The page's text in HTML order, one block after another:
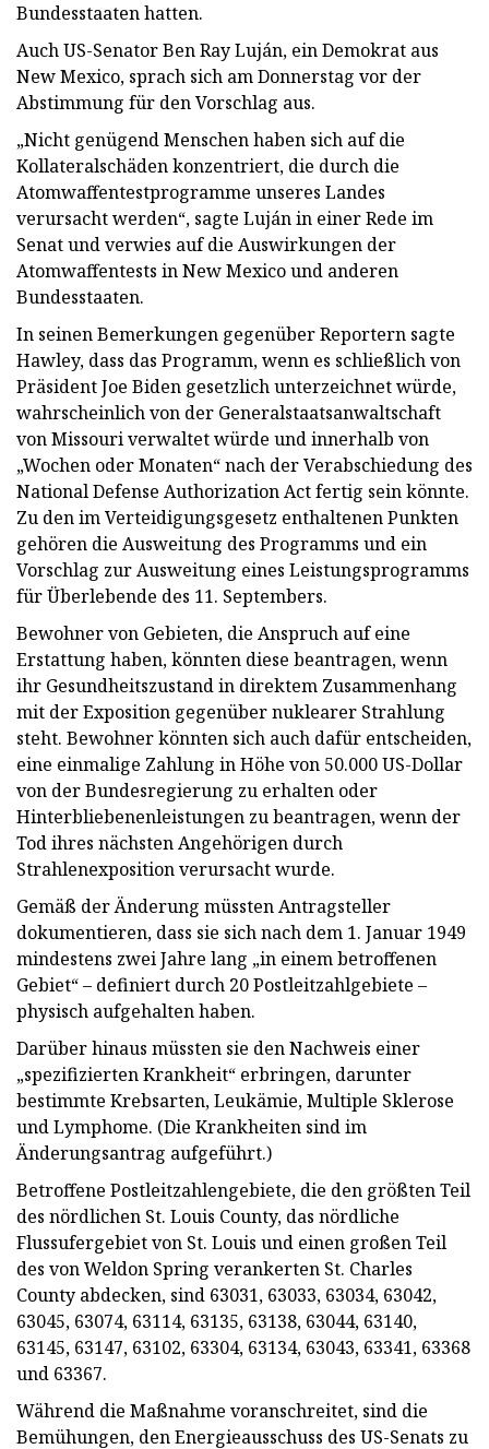
Bundesstaaten hatten.
Auch US-Senator Ben Ray Luján, ein Demokrat aus
New Mexico, sprach sich am Donnerstag vor der
Abstimmung für den Vorschlag aus.
„Nicht genügend Menschen haben sich auf die
Kollateralschäden konzentriert, die durch die
Atomwaffentestprogramme unseres Landes
verursacht werden“, sagte Luján in einer Rede im
Senat und verwies auf die Auswirkungen der
Atomwaffentests in New Mexico und anderen
Bundesstaaten.
In seinen Bemerkungen gegenüber Reportern sagte
Hawley, dass das Programm, wenn es schließlich von
Präsident Joe Biden gesetzlich unterzeichnet würde,
wahrscheinlich von der Generalstaatsanwaltschaft
von Missouri verwaltet würde und innerhalb von
„Wochen oder Monaten“ nach der Verabschiedung des
National Defense Authorization Act fertig sein könnte.
Zu den im Verteidigungsgesetz enthaltenen Punkten
gehören die Ausweitung des Programms und ein
Vorschlag zur Ausweitung eines Leistungsprogramms
für Überlebende des 11. Septembers.
Bewohner von Gebieten, die Anspruch auf eine
Erstattung haben, könnten diese beantragen, wenn
ihr Gesundheitszustand in direktem Zusammenhang
mit der Exposition gegenüber nuklearer Strahlung
steht. Bewohner könnten sich auch dafür entscheiden,
eine einmalige Zahlung in Höhe von 50.000 US-Dollar
von der Bundesregierung zu erhalten oder
Hinterbliebenenleistungen zu beantragen, wenn der
Tod ihres nächsten Angehörigen durch
Strahlenexposition verursacht wurde.
Gemäß der Änderung müssten Antragsteller
dokumentieren, dass sie sich nach dem 1. Januar 1949
mindestens zwei Jahre lang „in einem betroffenen
Gebiet“ – definiert durch 20 Postleitzahlgebiete –
physisch aufgehalten haben.
Darüber hinaus müssten sie den Nachweis einer
„spezifizierten Krankheit“ erbringen, darunter
bestimmte Krebsarten, Leukämie, Multiple Sklerose
und Lymphome. (Die Krankheiten sind im
Änderungsantrag aufgeführt.)
Betroffene Postleitzahlengebiete, die den größten Teil
des nördlichen St. Louis County, das nördliche
Flussufergebiet von St. Louis und einen großen Teil
des von Weldon Spring verankerten St. Charles
County abdecken, sind 63031, 63033, 63034, 63042,
63045, 63074, 63114, 63135, 63138, 63044, 63140,
63145, 63147, 63102, 63304, 63134, 63043, 63341, 63368
und 63367.
Während die Maßnahme voranschreitet, sind die
Bemühungen, den Energieausschuss des US-Senats zu